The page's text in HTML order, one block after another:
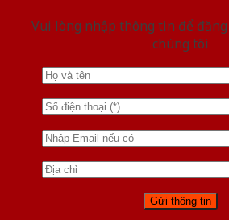
Vui lòng nhập thông tin để
chúng tôi